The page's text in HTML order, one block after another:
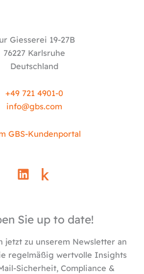
Giesserei 19-27B
76227 Karlsruhe
Deutschland
+49 721 4901-0
info@gbs.com
GBS-Kundenportal
L
i
e
i
n
Sie up to date!
jetzt zu unserem Newsletter an
regelmäßig wertvolle Insights
Sicherheit, Compliance &